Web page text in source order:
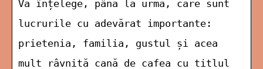
Va înțelege, până la urmă, care sunt
lucrurile cu adevărat importante:
prietenia, familia, gustul și acea
mult râvnită cană de cafea cu titlul